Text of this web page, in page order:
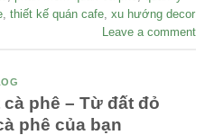
, thiết kế quán cafe, xu hướng decor
Leave a comment
phê – Từ đất đỏ
phê của bạn